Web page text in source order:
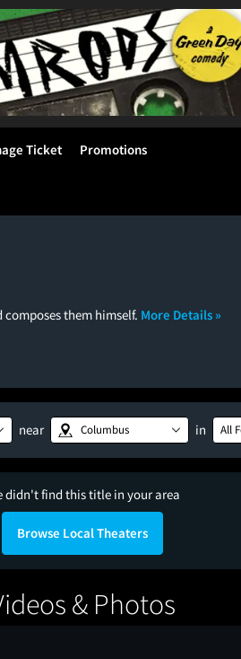
Ticket Promotions
them himself. More Details »
near Columbus in All
didn't find this title in your area
Browse Local Theaters
& Photos